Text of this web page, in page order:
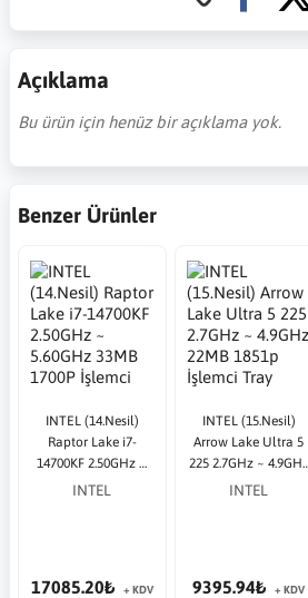
Açıklama
Bu ürün için henüz bir açıklama yok.
Benzer Ürünler
INTEL (14.Nesil)
Raptor Lake i7-
14700KF 2.50GHz ~
5.60GHz 33MB 1700P
INTEL
17085.20₺
+ KDV
INTEL (15.Nesil)
Arrow Lake Ultra 5
225 2.7GHz ~ 4.9GHz
22MB 1851p İşlemci
INTEL
9395.94₺
+ KDV